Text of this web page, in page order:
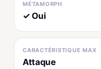
MÉTAMORPH
✓ Oui
CARACTÉRISTIQUE MAX
Attaque